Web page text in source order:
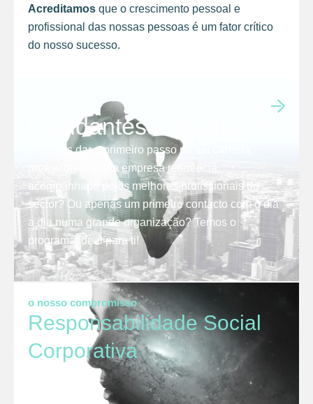
Acreditamos que o crescimento pessoal e
profissional das nossas pessoas é um fator crítico
do nosso sucesso.
Estudantes e graduados
Procuras dar o primeiro passo na tua carreira
profissional, numa empresa referência,
acompanhado pelos melhores profissionais do
sector? Ou apenas um primeiro contacto com o dia
a dia numa grande organização? Temos o
programa ideal para ti!
o nosso compromisso
Responsabilidade Social
Corporativa